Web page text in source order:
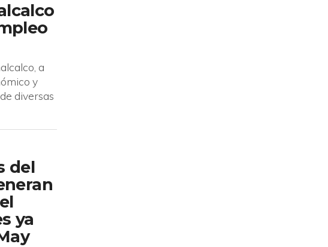
a
y
diversas
del
ya